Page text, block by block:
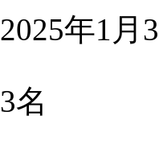
2025年1月
3名